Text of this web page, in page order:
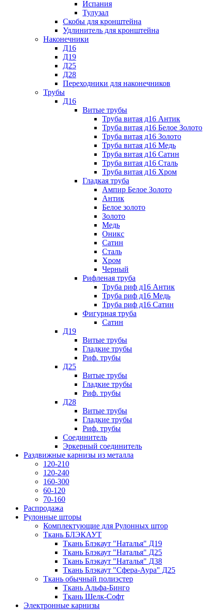
Испания
Тулузал
Скобы для кронштейна
Удлинитель для кронштейна
Наконечники
Д16
Д19
Д25
Д28
Переходники для наконечников
Трубы
Д16
Витые трубы
Труба витая д16 Антик
Труба витая д16 Белое Золото
Труба витая д16 Золото
Труба витая д16 Медь
Труба витая д16 Сатин
Труба витая д16 Сталь
Труба витая д16 Хром
Гладкая труба
Ампир Белое Золото
Антик
Белое золото
Золото
Медь
Оникс
Сатин
Сталь
Хром
Черный
Рифленая труба
Труба риф д16 Антик
Труба риф д16 Медь
Труба риф д16 Сатин
Фигурная труба
Сатин
Д19
Витые трубы
Гладкие трубы
Риф. трубы
Д25
Витые трубы
Гладкие трубы
Риф. трубы
Д28
Витые трубы
Гладкие трубы
Риф. трубы
Соединитель
Эркерный соединитель
Раздвижные карнизы из металла
120-210
120-240
160-300
60-120
70-160
Распродажа
Рулонные шторы
Комплектующие для Рулонных штор
Ткань БЛЭКАУТ
Ткань Блэкаут "Наталья" Д19
Ткань Блэкаут "Наталья" Д25
Ткань Блэкаут "Наталья" Д38
Ткань Блэкаут "Сфера-Аура" Д25
Ткань обычный полиэстер
Ткань Альфа-Бинго
Ткань Шелк-Софт
Электронные карнизы